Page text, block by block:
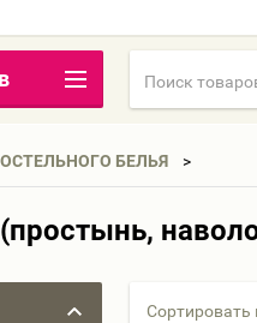
БЕЛЬЯ
Сортировать